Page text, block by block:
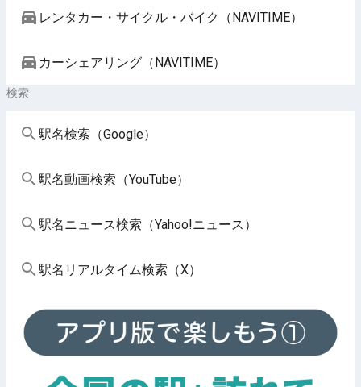
レンタカー・サイクル・バイク（NAVITIME）
カーシェアリング（NAVITIME）
検索
駅名検索（Google）
駅名動画検索（YouTube）
駅名ニュース検索（Yahoo!ニュース）
駅名リアルタイム検索（X）